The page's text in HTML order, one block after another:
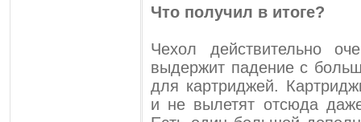
Что получил в итоге?
Чехол действительно
выдержит падение с
для картриджей.
и не вылетят отсюда